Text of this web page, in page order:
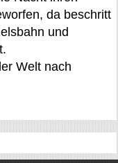
da beschritt
und
Welt nach